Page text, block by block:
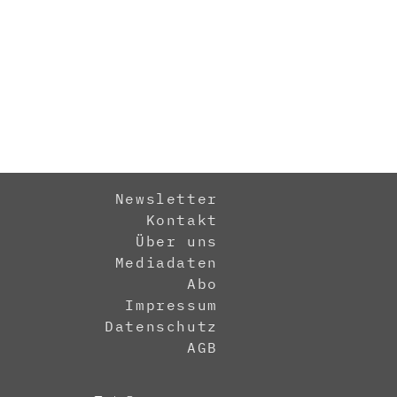
Newsletter
Kontakt
Über uns
Mediadaten
Abo
Impressum
Datenschutz
AGB